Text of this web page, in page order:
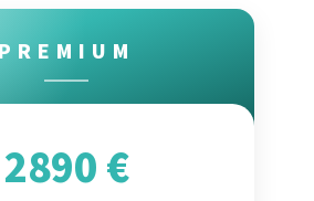
PREMIUM
2890 €